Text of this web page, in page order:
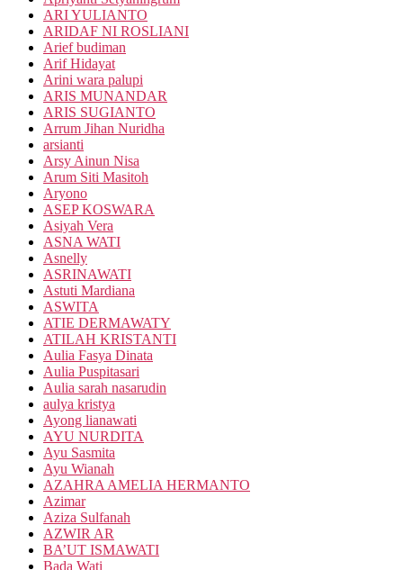
ARI YULIANTO
ARIDAF NI ROSLIANI
Arief budiman
Arif Hidayat
Arini wara palupi
ARIS MUNANDAR
ARIS SUGIANTO
Arrum Jihan Nuridha
arsianti
Arsy Ainun Nisa
Arum Siti Masitoh
Aryono
ASEP KOSWARA
Asiyah Vera
ASNA WATI
Asnelly
ASRINAWATI
Astuti Mardiana
ASWITA
ATIE DERMAWATY
ATILAH KRISTANTI
Aulia Fasya Dinata
Aulia Puspitasari
Aulia sarah nasarudin
aulya kristya
Ayong lianawati
AYU NURDITA
Ayu Sasmita
Ayu Wianah
AZAHRA AMELIA HERMANTO
Azimar
Aziza Sulfanah
AZWIR AR
BA’UT ISMAWATI
Bada Wati